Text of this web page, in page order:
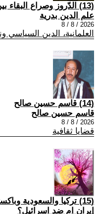
(13) الدّروز وصراع البقاء بين نار السّنّة وأتون التّشييع
علم الدين بدرية
2026 / 8 / 8
العلمانية، الدين السياسي
(14) قاسم حسين صالح
قاسم حسين صالح
2026 / 8 / 8
قضايا ثقافية
(15) تركيا والسعودية
إيران ام ضد اسرائيل؟